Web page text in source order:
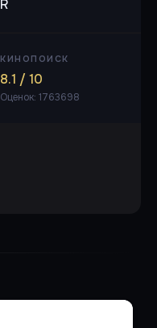
R
КИНОПОИСК
8.1 / 10
Оценок: 1763698